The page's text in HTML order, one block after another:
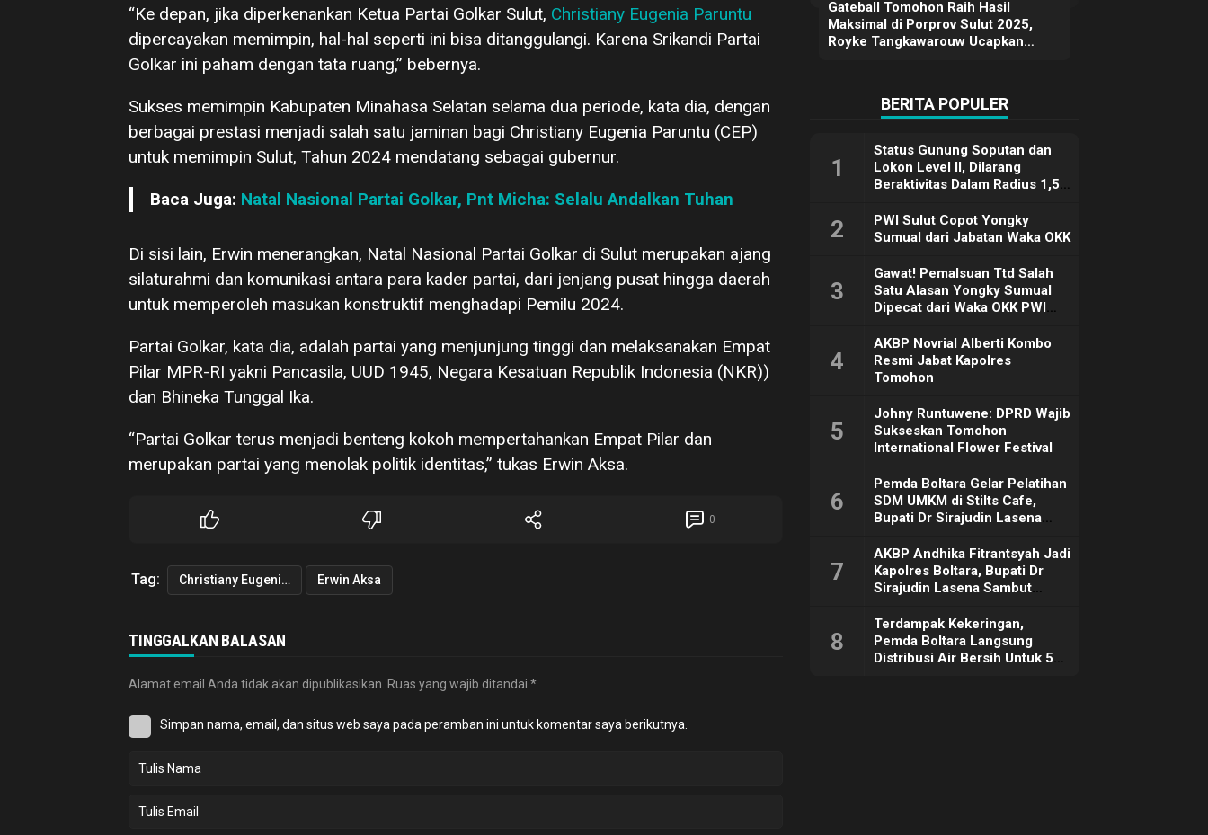
“Ke depan, jika diperkenankan Ketua Partai Golkar Sulut, Christiany Eugenia Paruntu
dipercayakan memimpin, hal-hal seperti ini bisa ditanggulangi. Karena Srikandi Partai
Golkar ini paham dengan tata ruang,” bebernya.
Sukses memimpin Kabupaten Minahasa Selatan selama dua periode, kata dia, dengan
berbagai prestasi menjadi salah satu jaminan bagi Christiany Eugenia Paruntu (CEP)
untuk memimpin Sulut, Tahun 2024 mendatang sebagai gubernur.
Baca Juga: Natal Nasional Partai Golkar, Pnt Micha: Selalu Andalkan Tuhan
Di sisi lain, Erwin menerangkan, Natal Nasional Partai Golkar di Sulut merupakan ajang
silaturahmi dan komunikasi antara para kader partai, dari jenjang pusat hingga daerah
untuk memperoleh masukan konstruktif menghadapi Pemilu 2024.
Partai Golkar, kata dia, adalah partai yang menjunjung tinggi dan melaksanakan Empat
Pilar MPR-RI yakni Pancasila, UUD 1945, Negara Kesatuan Republik Indonesia (NKR))
dan Bhineka Tunggal Ika.
“Partai Golkar terus menjadi benteng kokoh mempertahankan Empat Pilar dan
merupakan partai yang menolak politik identitas,” tukas Erwin Aksa.
0
Tag: Christiany Eugenia Paruntu Erwin Aksa
TINGGALKAN BALASAN
Alamat email Anda tidak akan dipublikasikan. Ruas yang wajib ditandai *
Simpan nama, email, dan situs web saya pada peramban ini untuk komentar saya berikutnya.
Gateball Tomohon Raih Hasil
Maksimal di Porprov Sulut 2025,
Royke Tangkawarouw Ucapkan
BERITA POPULER
1
Status Gunung Soputan dan
Lokon Level II, Dilarang
Beraktivitas Dalam Radius 1,5
2
PWI Sulut Copot Yongky
Sumual dari Jabatan Waka OKK
3
Gawat! Pemalsuan Ttd Salah
Satu Alasan Yongky Sumual
Dipecat dari Waka OKK PWI
4
AKBP Novrial Alberti Kombo
Resmi Jabat Kapolres
Tomohon
5
Johny Runtuwene: DPRD Wajib
Sukseskan Tomohon
International Flower Festival
6
Pemda Boltara Gelar Pelatihan
SDM UMKM di Stilts Cafe,
Bupati Dr Sirajudin Lasena
Dorong Ekonomi Daerah
7
AKBP Andhika Fitrantsyah Jadi
Kapolres Boltara, Bupati Dr
Sirajudin Lasena Sambut
8
Terdampak Kekeringan,
Pemda Boltara Langsung
Distribusi Air Bersih Untuk 50